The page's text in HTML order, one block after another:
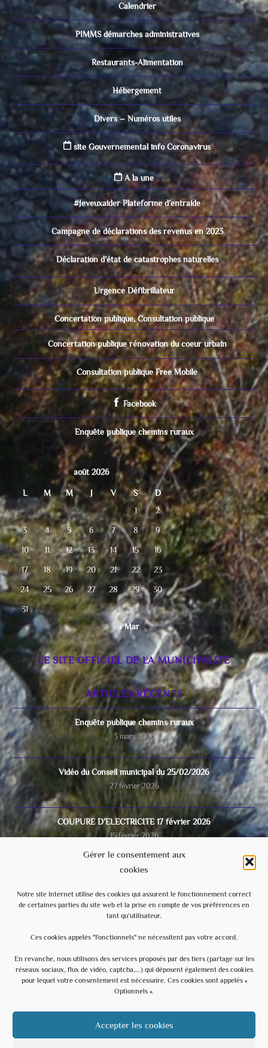
Gérer le consentement aux
cookies
Notre site Internet utilise des cookies qui assurent le fonctionnement correct
de certaines parties du site web et la prise en compte de vos préférences en
tant qu’utilisateur.
Ces cookies appelés "Fonctionnels" ne nécessitent pas votre accord.
En revanche, nous utilisons des services proposés par des tiers (partage sur les
réseaux sociaux, flux de vidéo, captcha,...) qui déposent également des cookies
pour lequel votre consentement est nécessaire. Ces cookies sont appelés «
Optionnels ».
Accepter les cookies
Calendrier
PIMMS démarches administratives
Restaurants-Alimentation
Hébergement
Divers – Numéros utiles
site Gouvernemental info Coronavirus
A la une
#Jeveuxaider Plateforme d’entraide
Campagne de déclarations des revenus en 2023
Déclaration d’état de catastrophes naturelles
Urgence Défibrillateur
Concertation publique, Consultation publique
Concertation publique rénovation du coeur urbain
Consultation publique Free Mobile
Facebook
Enquête publique chemins ruraux
août 2026
L M M J V S
D
1
2
3 4 5 6 7 8 9
10 11 12 13 14 15 16
17 18 19 20 21 22 23
24 25 26 27 28 29 30
31
« Mar
LE SITE OFFICIEL DE LA MUNICIPALITÉ
ARTICLES RÉCENTS
Enquête publique chemins ruraux
3 mars 2026
Vidéo du Conseil municipal du 25/02/2026
27 février 2026
COUPURE D’ELECTRICITE 17 février 2026
15 février 2026
Video du conseil municipal du 28/11/2025
Ecole
3 septembre 2025
Évènements à venir
AOÛT 20 h 30 min-23 h 30 min
Soirée Estivale – With U – Hommage à U2